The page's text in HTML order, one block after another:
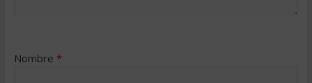
Nombre *